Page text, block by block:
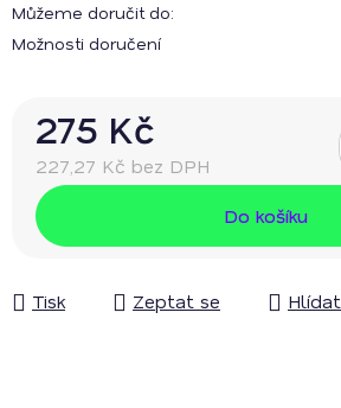
Můžeme doručit do:
Možnosti doručení
275 Kč
227,27 Kč bez DPH
Měrná cena:
Do košíku
Tisk Zeptat se Hlídat